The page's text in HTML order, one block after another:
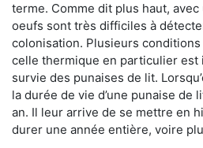
terme. Comme dit plus haut,
oeufs sont très difficiles à
colonisation. Plusieurs
celle thermique en particulier est
survie des punaises de lit.
la durée de vie d’une punaise de
an. Il leur arrive de se mettre en
durer une année entière, voire